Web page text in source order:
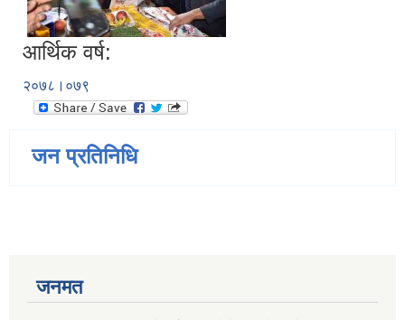
आर्थिक वर्ष:
२०७८।०७९
जन प्रतिनिधि
जनमत